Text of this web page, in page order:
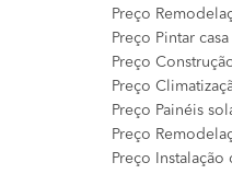
Preço
Preço Pintar casa
Preço
Preço
Preço Painéis
Preço
Preço